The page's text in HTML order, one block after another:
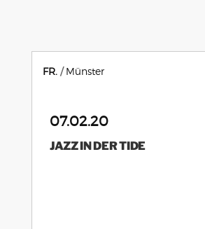
FR. Münster
07.02.20
JAZZ IN DER TIDE